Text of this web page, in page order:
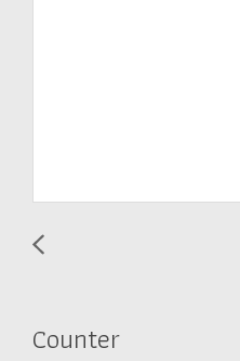
Counter